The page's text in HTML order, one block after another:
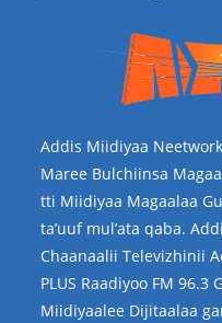
Addis Miidiyaa
Maree Bulchiinsa
tti Miidiyaa Magaalaa
ta’uuf mul’ata qaba.
Chaanaalii Televizhinii
PLUS Raadiyoo FM 96.3
Miidiyaalee Dijitaalaa